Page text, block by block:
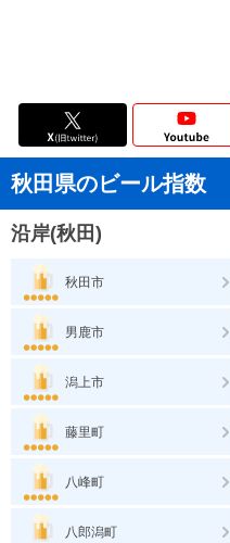
秋田県のビール指数
沿岸(秋田)
秋田市
男鹿市
潟上市
藤里町
八峰町
八郎潟町